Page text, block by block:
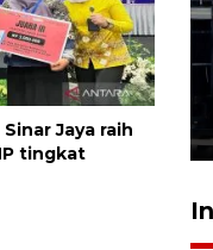
Sinar Jaya raih
tingkat
Lewat